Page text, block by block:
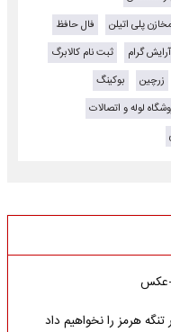
پلی اتیلن
فال حافظ
گرام
ثبت نام کالابرگ
زرچین
بوکینگ
لوله و اتصالات
+عکس
هرمز را نخواهیم داد